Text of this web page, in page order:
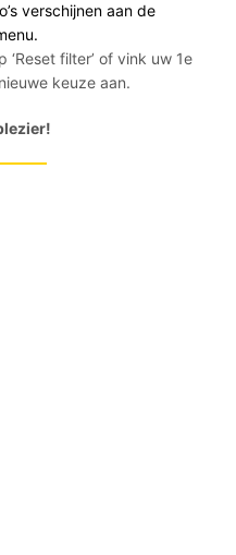
verschijnen aan de
‘Reset filter’ of vink uw 1e
keuze aan.